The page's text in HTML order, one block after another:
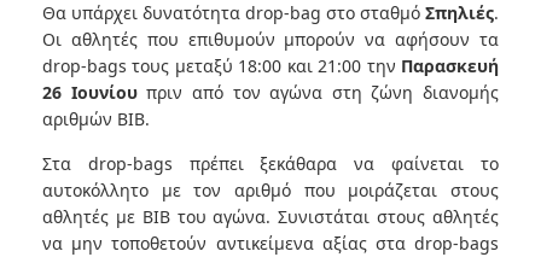
Θα υπάρχει δυνατότητα drop-bag στο σταθμό Σπηλιές.
Οι αθλητές που επιθυμούν μπορούν να αφήσουν τα
drop-bags τους μεταξύ 18:00 και 21:00 την Παρασκευή
26 Ιουνίουπριν από τον αγώνα στη ζώνη διανομής
αριθμών BIB.
Στα drop-bags πρέπει ξεκάθαρα να φαίνεται το
αυτοκόλλητο με τον αριθμό που μοιράζεται στους
αθλητές με ΒΙΒ του αγώνα. Συνιστάται στους αθλητές
να μην τοποθετούν αντικείμενα αξίας στα drop-bags